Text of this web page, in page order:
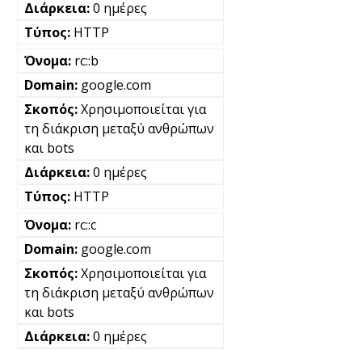
0 ημέρες
HTTP
rc::b
google.com
Χρησιμοποιείται για
τη διάκριση μεταξύ ανθρώπων
και bots
0 ημέρες
HTTP
rc::c
google.com
Χρησιμοποιείται για
τη διάκριση μεταξύ ανθρώπων
και bots
0 ημέρες